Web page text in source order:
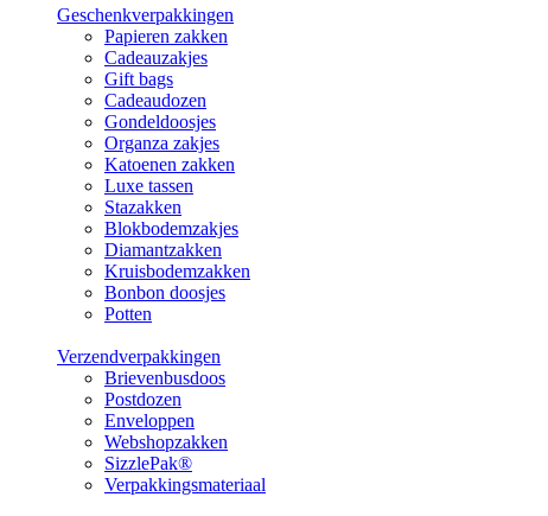
Geschenkverpakkingen
Papieren zakken
Cadeauzakjes
Gift bags
Cadeaudozen
Gondeldoosjes
Organza zakjes
Katoenen zakken
Luxe tassen
Stazakken
Blokbodemzakjes
Diamantzakken
Kruisbodemzakken
Bonbon doosjes
Potten
Verzendverpakkingen
Brievenbusdoos
Postdozen
Enveloppen
Webshopzakken
SizzlePak®
Verpakkingsmateriaal